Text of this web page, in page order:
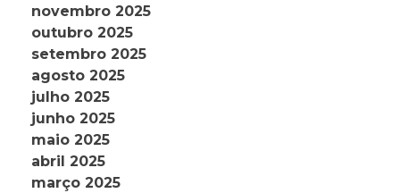
novembro 2025
outubro 2025
setembro 2025
agosto 2025
julho 2025
junho 2025
maio 2025
abril 2025
março 2025